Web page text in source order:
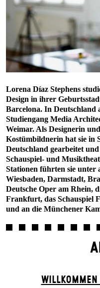
Lorena Díaz Stephens
Design in ihrer
Barcelona. In Deutschland
Studiengang Media
Weimar. Als Designerin
Kostümbildnerin hat sie in
Deutschland gearbeitet
Schauspiel- und
Stationen führten sie unter
Wiesbaden, Darmstadt,
Deutsche Oper am Rhein,
Frankfurt, das Schauspiel
und an die Münchener